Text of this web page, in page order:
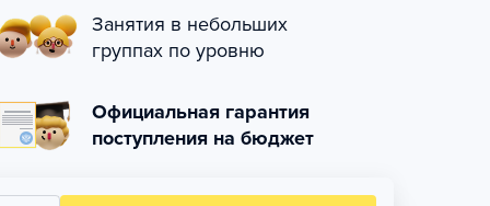
Занятия в небольших
группах по уровню
Официальная гарантия
поступления на бюджет